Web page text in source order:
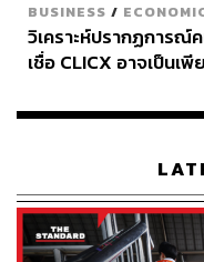
TAGS: ธนาคารกลางสวิส
ธนาคารกลางสหรั
BUSINESS /
วิเคราะห์ปรากฏการณ์
เชื่อ CLICX อาจเป็นเ
เรือนไทยที่ถูกซุกไว้